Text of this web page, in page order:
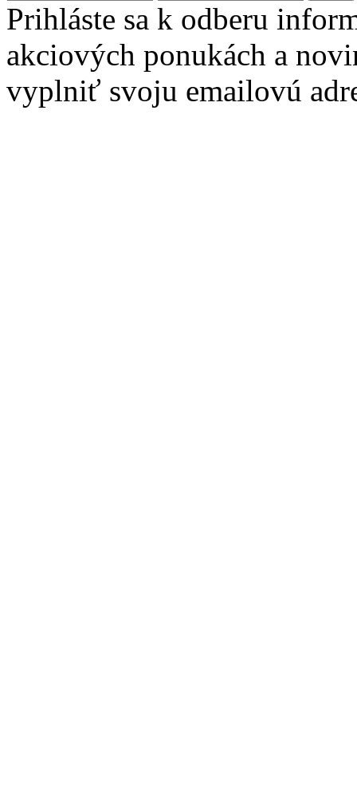
Prihláste sa k odberu
akciových ponukách a
vyplniť svoju emailovú